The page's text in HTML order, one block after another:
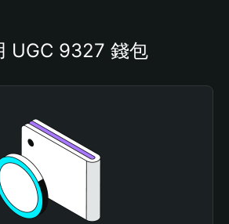
UGC 9327 錢包